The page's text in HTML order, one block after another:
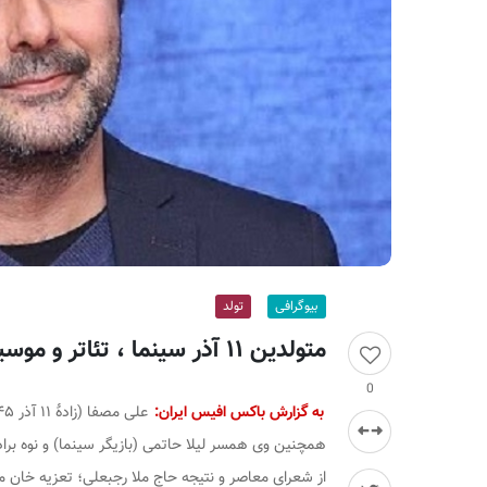
0
بیوگرافی تولد
متولدین ۱۱ آذر سینما ، تئاتر و موسیقی؛ علی مصفا
به گزارش باکس افیس ایران:
همچنین وی همسر لیلا حاتمی (بازیگر سینما) و نوه
از شعرای معاصر و نتیجه حاج ملا رجبعلی؛ تعزیه